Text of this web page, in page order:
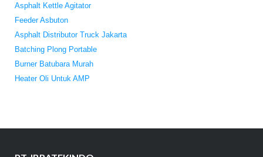
Asphalt Kettle Agitator
Feeder Asbuton
Asphalt Distributor Truck Jakarta
Batching Plong Portable
Burner Batubara Murah
Heater Oli Untuk AMP